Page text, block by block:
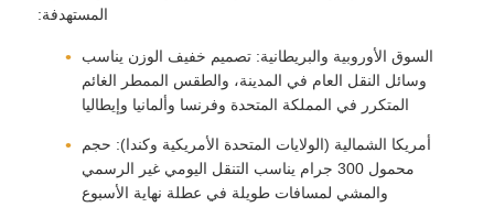
المستهدفة:
السوق الأوروبية والبريطانية: تصميم خفيف الوزن يناسب
وسائل النقل العام في المدينة، والطقس الممطر الغائم
المتكرر في المملكة المتحدة وفرنسا وألمانيا وإيطاليا
أمريكا الشمالية (الولايات المتحدة الأمريكية وكندا): حجم
محمول 300 جرام يناسب التنقل اليومي غير الرسمي
والمشي لمسافات طويلة في عطلة نهاية الأسبوع